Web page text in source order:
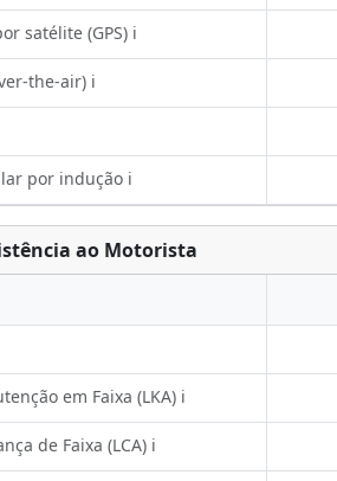
satélite (GPS) ℹ️
the-air) ℹ️
por indução ℹ️
ao Motorista
em Faixa (LKA) ℹ️
de Faixa (LCA) ℹ️